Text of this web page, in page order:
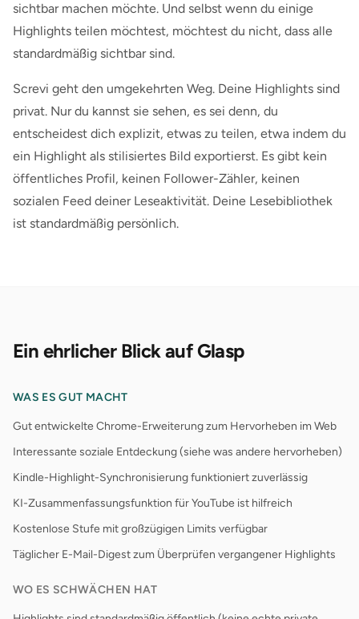
sichtbar machen möchte. Und selbst wenn du einige
Highlights teilen möchtest, möchtest du nicht, dass alle
standardmäßig sichtbar sind.
Screvi geht den umgekehrten Weg. Deine Highlights sind
privat. Nur du kannst sie sehen, es sei denn, du
entscheidest dich explizit, etwas zu teilen, etwa indem du
ein Highlight als stilisiertes Bild exportierst. Es gibt kein
öffentliches Profil, keinen Follower-Zähler, keinen
sozialen Feed deiner Leseaktivität. Deine Lesebibliothek
ist standardmäßig persönlich.
Ein ehrlicher Blick auf Glasp
WAS ES GUT MACHT
Gut entwickelte Chrome-Erweiterung zum Hervorheben im Web
Interessante soziale Entdeckung (siehe was andere hervorheben)
Kindle-Highlight-Synchronisierung funktioniert zuverlässig
KI-Zusammenfassungsfunktion für YouTube ist hilfreich
Kostenlose Stufe mit großzügigen Limits verfügbar
Täglicher E-Mail-Digest zum Überprüfen vergangener Highlights
WO ES SCHWÄCHEN HAT